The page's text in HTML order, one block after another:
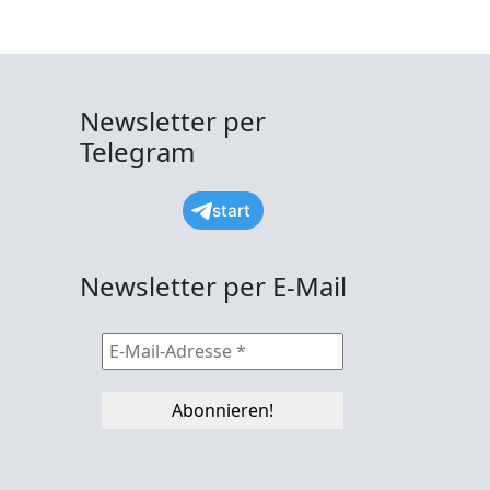
Newsletter per
Telegram
start
Newsletter per E-Mail